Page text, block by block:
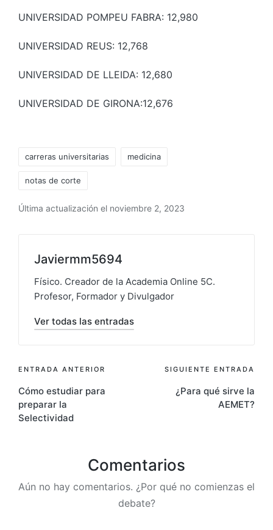
UNIVERSIDAD POMPEU FABRA: 12,980
UNIVERSIDAD REUS: 12,768
UNIVERSIDAD DE LLEIDA: 12,680
UNIVERSIDAD DE GIRONA:12,676
carreras universitarias medicina
notas de corte
Última actualización el noviembre 2, 2023
Javiermm5694
Físico. Creador de la Academia Online 5C.
Profesor, Formador y Divulgador
Ver todas las entradas
ENTRADA ANTERIOR
Cómo estudiar para
preparar la
Selectividad
SIGUIENTE ENTRADA
¿Para qué sirve la
AEMET?
Comentarios
Aún no hay comentarios. ¿Por qué no comienzas el
debate?